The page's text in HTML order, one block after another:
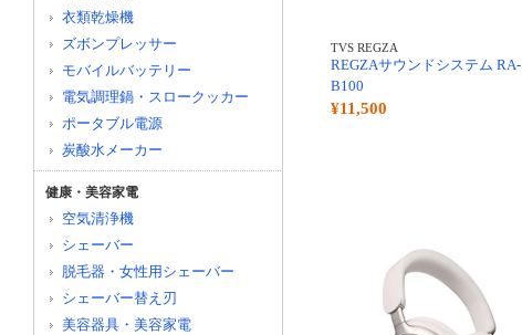
TVS REGZA
REGZAサウンドシステム RA-
B100
¥11,500
衣類乾燥機
ズボンプレッサー
モバイルバッテリー
電気調理鍋・スロークッカー
ポータブル電源
炭酸水メーカー
健康・美容家電
空気清浄機
シェーバー
脱毛器・女性用シェーバー
シェーバー替え刃
美容器具・美容家電